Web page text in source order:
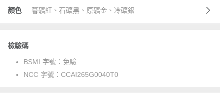
顏色 暮礦紅、石礦黑、原礦金、冷礦銀
檢驗碼
BSMI 字號： 免驗
NCC 字號： CCAI265G0040T0